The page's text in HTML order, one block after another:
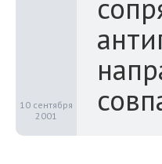
10 сентября
2001